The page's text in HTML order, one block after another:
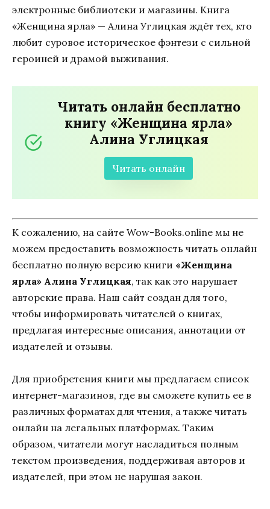
электронные библиотеки и магазины. Книга
«Женщина ярла» — Алина Углицкая ждёт тех, кто
любит суровое историческое фэнтези с сильной
героиней и драмой выживания.
Читать онлайн бесплатно
книгу «Женщина ярла»
Алина Углицкая
Читать онлайн
К сожалению, на сайте Wow-Books.online мы не
можем предоставить возможность читать онлайн
бесплатно полную версию книги «Женщина
ярла» Алина Углицкая, так как это нарушает
авторские права. Наш сайт создан для того,
чтобы информировать читателей о книгах,
предлагая интересные описания, аннотации от
издателей и отзывы.
Для приобретения книги мы предлагаем список
интернет-магазинов, где вы сможете купить ее в
различных форматах для чтения, а также читать
онлайн на легальных платформах. Таким
образом, читатели могут насладиться полным
текстом произведения, поддерживая авторов и
издателей, при этом не нарушая закон.